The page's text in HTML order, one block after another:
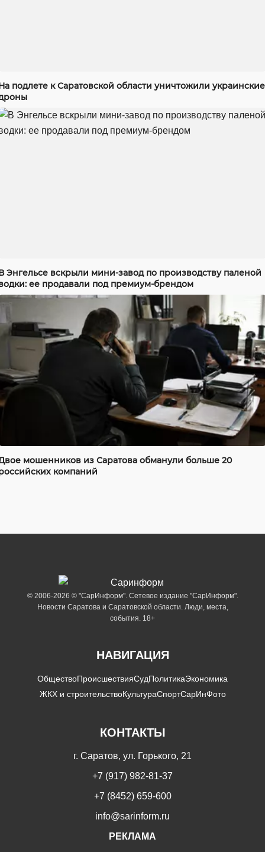
подлете к Саратовской области уничтожили украинские
Энгельсе вскрыли мини-завод по производству паленой
ее продавали под премиум-брендом
мошенников из Саратова обманули больше 20
компаний
© 2006-2026 © "СарИнформ". Сетевое издание "СарИнформ".
Новости Саратова и Саратовской области. Люди, места,
события. 18+
НАВИГАЦИЯ
ОбществоПроисшествияСудПолитикаЭкономика
ЖКХ и строительствоКультураСпортСарИнФото
КОНТАКТЫ
г. Саратов, ул. Горького, 21
+7 (917) 982-81-37
+7 (8452) 659-600
info@sarinform.ru
РЕКЛАМА